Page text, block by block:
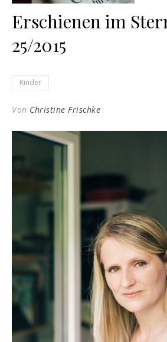
Erschienen im
25/2015
Kinder
Von Christine Frischke